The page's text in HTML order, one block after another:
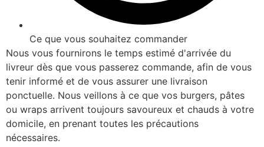
Ce que vous souhaitez commander
Nous vous fournirons le temps estimé d'arrivée du
livreur dès que vous passerez commande, afin de vous
tenir informé et de vous assurer une livraison
ponctuelle. Nous veillons à ce que vos burgers, pâtes
ou wraps arrivent toujours savoureux et chauds à votre
domicile, en prenant toutes les précautions
nécessaires.